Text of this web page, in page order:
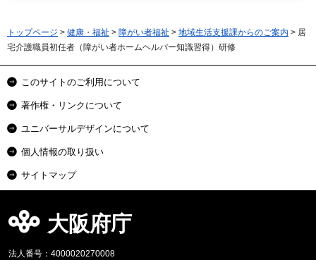
トップページ > 健康・福祉 > 障がい者福祉 > 地域生活支援課からのご案内 > 居
宅介護職員初任者（障がい者ホームヘルパー知識習得）研修
このサイトのご利用について
著作権・リンクについて
ユニバーサルデザインについて
個人情報の取り扱い
サイトマップ
大阪府庁
法人番号：4000020270008